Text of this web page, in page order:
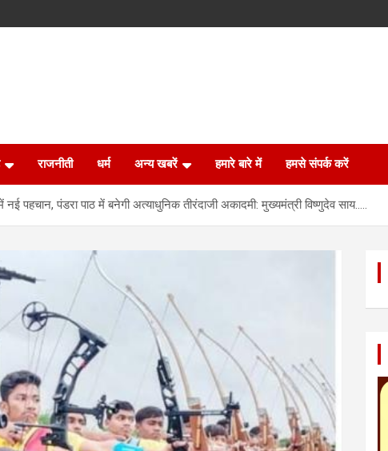
राजनीती धर्म अन्य खबरें हमारे बारे में हमसे संपर्क करें
पहचान, पंडरा पाठ में बनेगी अत्याधुनिक तीरंदाजी अकादमी: मुख्यमंत्री विष्णुदेव साय…..